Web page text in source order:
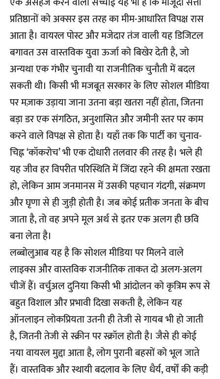
प्रतिष्ठानों को अक्सर इस तरह का मीम-आधारित विपक्ष रास
आता है। वायरल पोस्ट और मजेदार तंज वाली यह डिजिटल
बगावत उस वास्तविक युवा ऊर्जा को बिखेर देती है, जो
अन्यथा एक गंभीर चुनावी या राजनीतिक चुनौती में बदल
सकती थी। किसी भी मजबूत सरकार के लिए सोशल मीडिया
पर मज़ाक उड़ाया जाना उतना बड़ा खतरा नहीं होता, जितना
बड़ा डर एक संगठित, अनुशासित और जमीनी स्तर पर काम
करने वाले विपक्ष से होता है। यहाँ तक कि पार्टी का चुनाव-
चिह्न ‘कॉकरोच’ भी एक दोधारी तलवार की तरह है। भले ही
यह जीव हर विपरीत परिस्थिति में जिंदा रहने की क्षमता रखता
हो, लेकिन आम जनमानस में उसकी पहचान गंदगी, संक्रमण
और घृणा से ही जुड़ी होती है। जब कोई प्रतीक जनता के बीच
जाता है, तो वह अपने मूल अर्थ से इतर एक अलग ही छवि
बना लेता है।
लब्बोलुआब यह है कि सोशल मीडिया पर मिलने वाले
लाइक्स और वास्तविक राजनीतिक ताकत दो अलग-अलग
चीजें हैं। वर्चुअल दुनिया किसी भी आंदोलन को कृत्रिम रूप से
बहुत विशाल और प्रभावी दिखा सकती है, लेकिन यह
ऑनलाइन लोकप्रियता उतनी ही तेजी से गायब भी हो जाती
है, जितनी तेजी से स्क्रीन पर स्क्रॉल होती है। जैसे ही कोई
नया वायरल मुद्दा आता है, लोग पुरानी बहसों को भूल जाते
हैं। वास्तविक और स्थायी बदलाव के लिए धैर्य, वर्षों की कड़ी